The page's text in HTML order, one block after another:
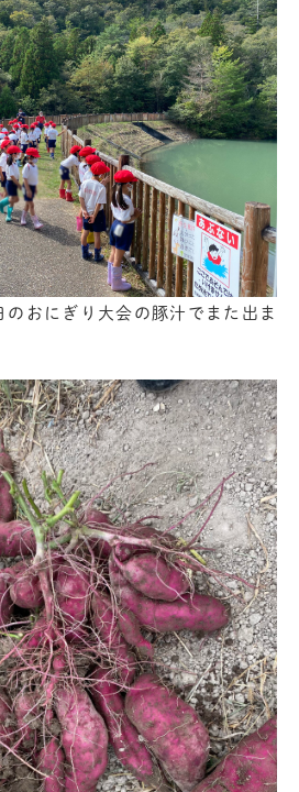
おにぎり大会の豚汁でまた出ま